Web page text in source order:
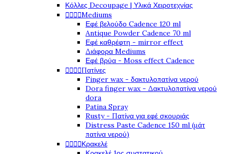
Κόλλες Decoupage | Υλικά Χειροτεχνίας
Mediums
Εφέ βελούδο Cadence 120 ml
Antique Powder Cadence 70 ml
Εφέ καθρέφτη - mirror effect
Διάφορα Mediums
Εφέ βρύα - Moss effect Cadence
Πατίνες
Finger wax - δακτυλοπατίνα νερού
Dora finger wax - Δακτυλοπατίνα νερού
dora
Patina Spray
Rusty - Πατίνα για εφέ σκουριάς
Distress Paste Cadence 150 ml (μάτ
πατίνα νερού)
Κρακελέ